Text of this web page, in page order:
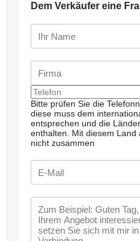
Dem Verkäufer eine
Bitte prüfen Sie die
diese muss dem
entsprechen und die
enthalten.
Mit diesem Land
nicht zusammen